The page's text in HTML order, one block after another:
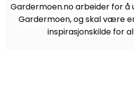
Gardermoen.no arbeider for å
Gardermoen, og skal være
inspirasjonskilde for